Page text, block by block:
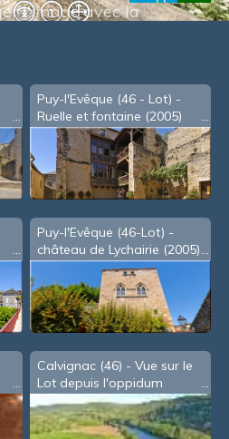
l'image avec la
Puy-l'Evêque (46 - Lot) -
Ruelle et fontaine (2005)
Puy-l'Evêque (46-Lot) -
château de Lychairie (2005)
Calvignac (46) - Vue sur le
Lot depuis l'oppidum
romain